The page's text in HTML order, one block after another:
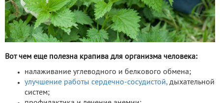
Вот чем еще полезна крапива для организма человека:
налаживание углеводного и белкового обмена;
улучшение работы сердечно-сосудистой, дыхательной
систем;